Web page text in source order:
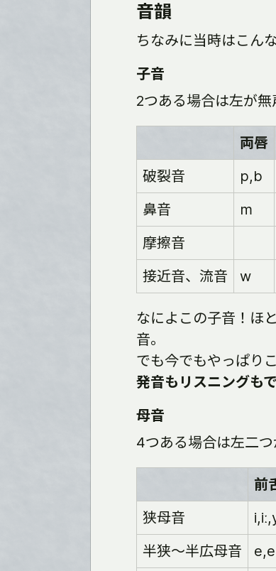
音韻
ちなみに当時はこん
子音
2つある場合は左が
両唇
破裂音
p,b
鼻音
m
摩擦音
接近音、流音
w
なによこの子音！ほ
音。
でも今でもやっぱり
発音もリスニングも
母音
4つある場合は左二つ
前
狭母音
半狭～半広母音